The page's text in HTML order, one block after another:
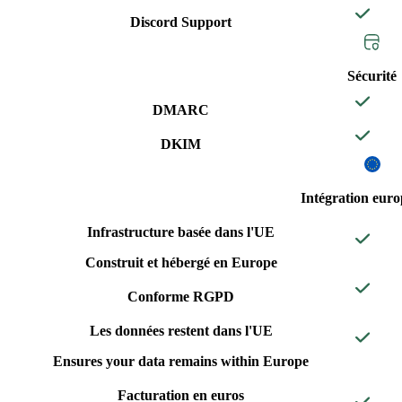
Discord Support
Sécurité
DMARC
DKIM
Intégration
Infrastructure basée dans l'UE
Construit et hébergé en Europe
Conforme RGPD
Les données restent dans l'UE
Ensures your data remains within Europe
Facturation en euros